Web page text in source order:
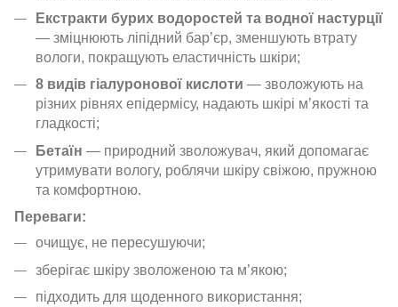
Екстракти бурих водоростей та водної настурції
— зміцнюють ліпідний бар’єр, зменшують втрату
вологи, покращують еластичність шкіри;
8 видів гіалуронової кислоти — зволожують на
різних рівнях епідермісу, надають шкірі м’якості та
гладкості;
Бетаїн — природний зволожувач, який допомагає
утримувати вологу, роблячи шкіру свіжою, пружною
та комфортною.
Переваги:
очищує, не пересушуючи;
зберігає шкіру зволоженою та м’якою;
підходить для щоденного використання;